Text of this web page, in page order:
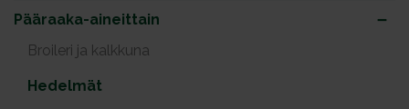
Pääraaka-aineittain
Broileri ja kalkkuna
Hedelmät